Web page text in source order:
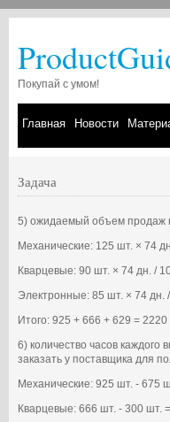
Покупай с умом!
Главная Новости
Задача
5) ожидаемый объем продаж
Механические: 125 шт. × 74
Кварцевые: 90 шт. × 74 дн. /
Электронные: 85 шт. × 74 дн.
Итого: 925 + 666 + 629 =
6) количество часов каждого
заказать у поставщика для
Механические: 925 шт. - 675
Кварцевые: 666 шт. - 300 шт.